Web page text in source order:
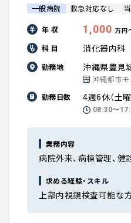
一般病院 救急対応なし
年 収 1,000 万円
科 目 消化器内科
勤務地 沖縄県豊見
沖縄都市
勤務日数
4週6休（土
08:30〜
業務内容
病院外来、病棟管理、
求める経験・スキル
上部内視鏡検査可能な